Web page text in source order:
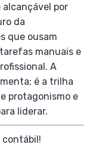
por
da
que ousam
manuais e
A
é a trilha
protagonismo e
liderar.
contábil!